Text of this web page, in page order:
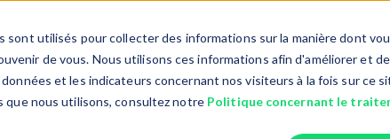
utilisés pour collecter des informations sur la manière dont
de vous. Nous utilisons ces informations afin d'améliorer et de
et les indicateurs concernant nos visiteurs à la fois sur ce
que nous utilisons, consultez notre Politique concernant le
Services
Taxi Collectif & Adapté Show submenu for Taxi
Entreprises ShowChauffeurs